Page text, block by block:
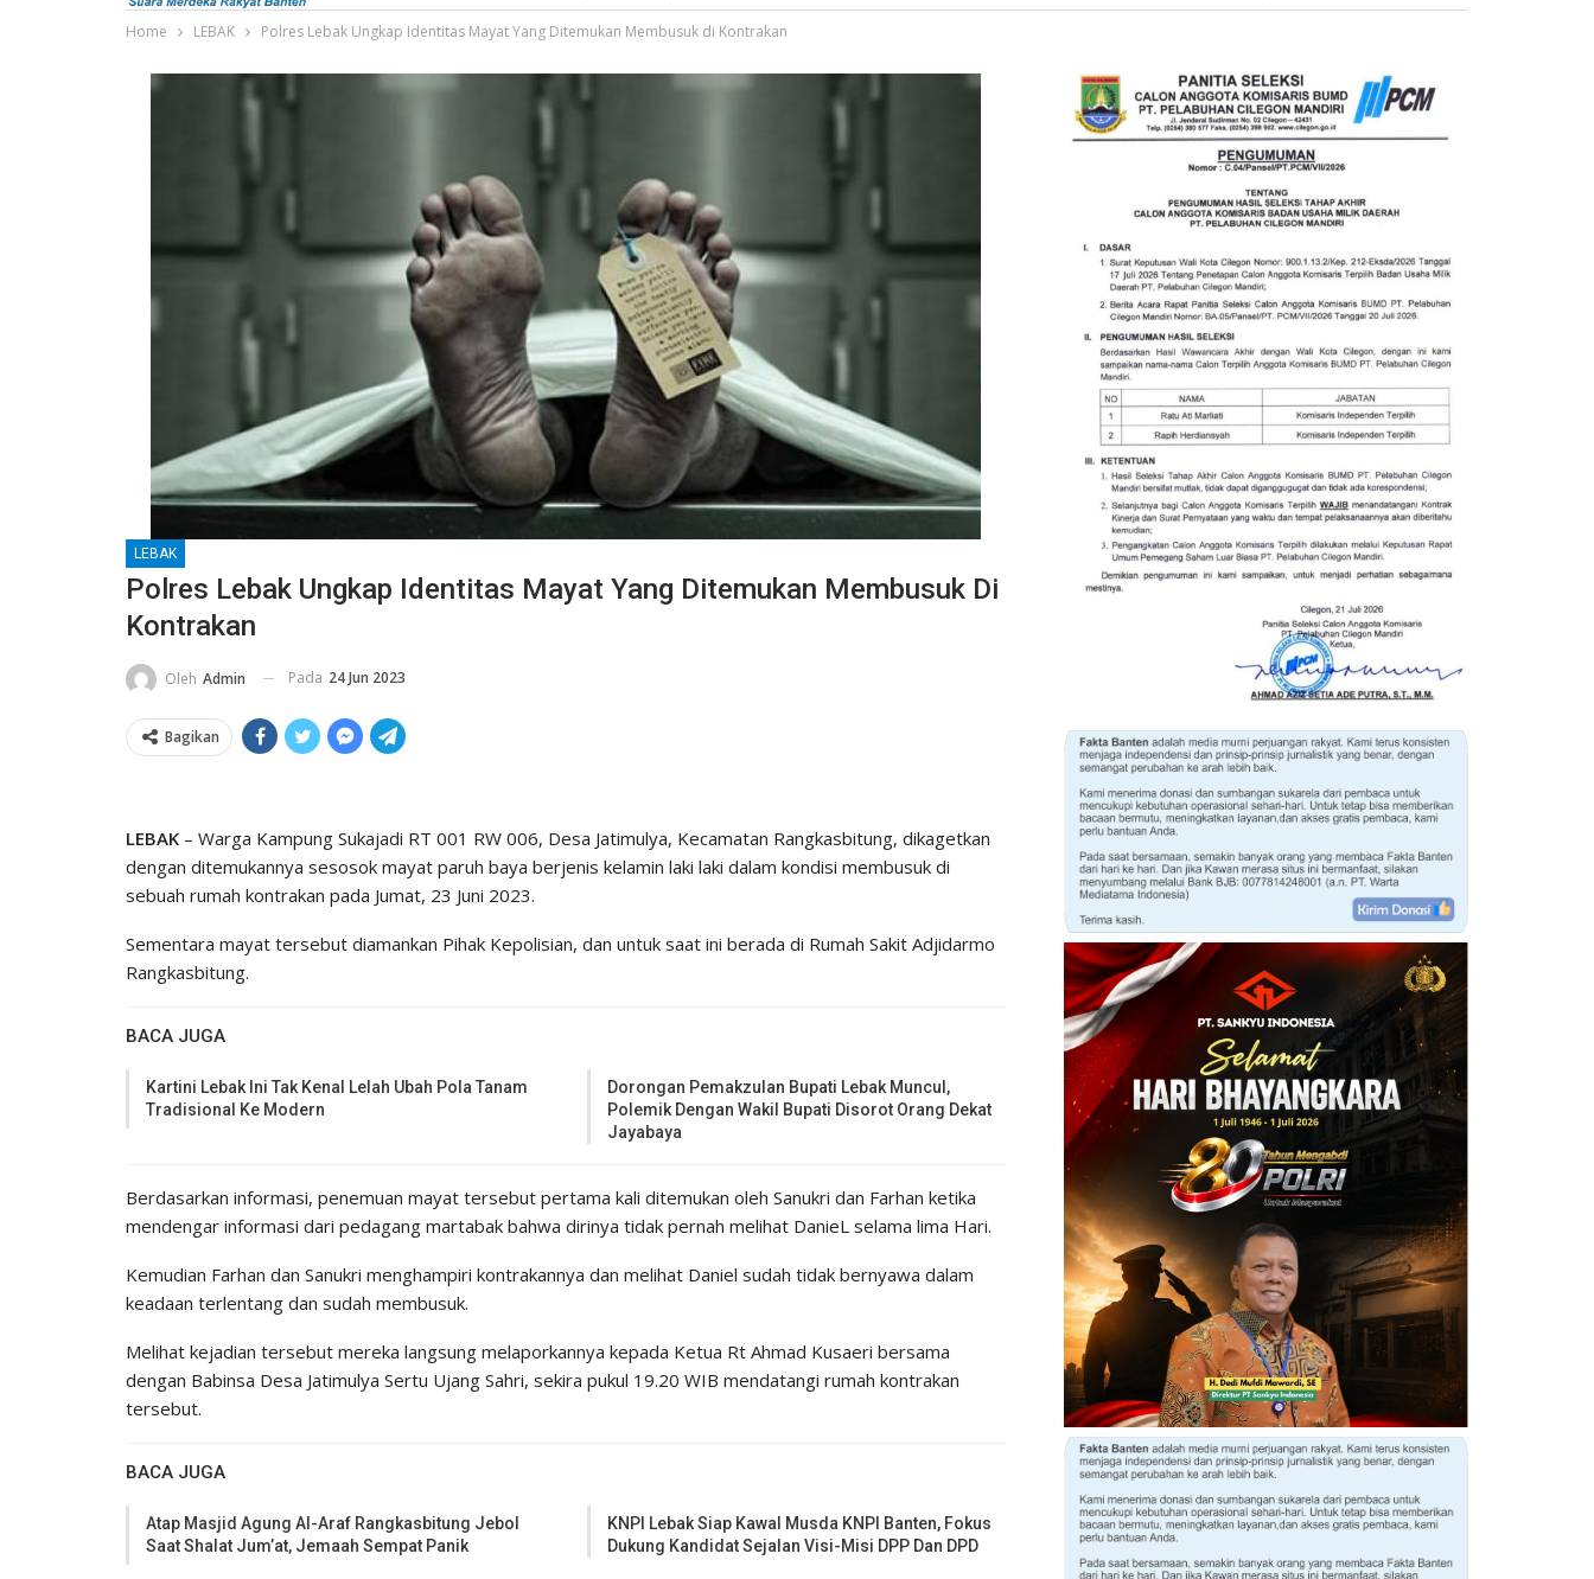
Home LEBAK Polres Lebak Ungkap Identitas Mayat Yang Ditemukan Membusuk di Kontrakan
LEBAK
Polres Lebak Ungkap Identitas Mayat Yang Ditemukan Membusuk Di
Kontrakan
Oleh Admin Pada 24 Jun 2023
Bagikan
LEBAK – Warga Kampung Sukajadi RT 001 RW 006, Desa Jatimulya, Kecamatan Rangkasbitung, dikagetkan
dengan ditemukannya sesosok mayat paruh baya berjenis kelamin laki laki dalam kondisi membusuk di
sebuah rumah kontrakan pada Jumat, 23 Juni 2023.
Sementara mayat tersebut diamankan Pihak Kepolisian, dan untuk saat ini berada di Rumah Sakit Adjidarmo
Rangkasbitung.
BACA JUGA
Kartini Lebak Ini Tak Kenal Lelah Ubah Pola Tanam
Tradisional Ke Modern
Dorongan Pemakzulan Bupati Lebak Muncul,
Polemik Dengan Wakil Bupati Disorot Orang Dekat
Jayabaya
Berdasarkan informasi, penemuan mayat tersebut pertama kali ditemukan oleh Sanukri dan Farhan ketika
mendengar informasi dari pedagang martabak bahwa dirinya tidak pernah melihat DanieL selama lima Hari.
Kemudian Farhan dan Sanukri menghampiri kontrakannya dan melihat Daniel sudah tidak bernyawa dalam
keadaan terlentang dan sudah membusuk.
Melihat kejadian tersebut mereka langsung melaporkannya kepada Ketua Rt Ahmad Kusaeri bersama
dengan Babinsa Desa Jatimulya Sertu Ujang Sahri, sekira pukul 19.20 WIB mendatangi rumah kontrakan
tersebut.
BACA JUGA
Atap Masjid Agung Al-Araf Rangkasbitung Jebol
Saat Shalat Jum’at, Jemaah Sempat Panik
KNPI Lebak Siap Kawal Musda KNPI Banten, Fokus
Dukung Kandidat Sejalan Visi-Misi DPP Dan DPD